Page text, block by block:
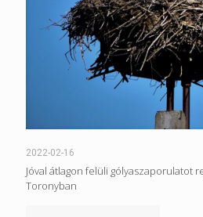
2022-02-16
Jóval átlagon felüli gólyaszaporulatot
Toronyban